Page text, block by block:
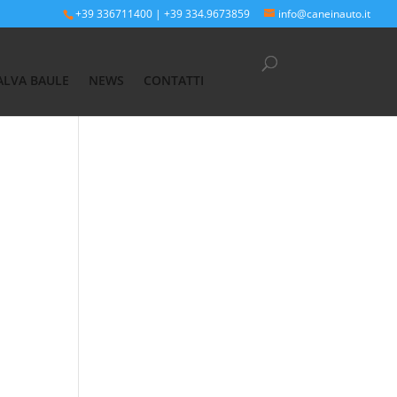
+39 336711400 | +39 334.9673859 info@caneinauto.it
BAULE NEWS CONTATTI